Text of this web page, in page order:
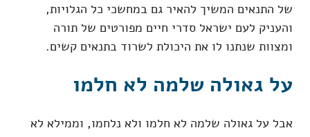
של התנאים המשיך להאיר גם במחשכי כל הגלויות,
והעניק לעם ישראל סדרי חיים מפורטים של תורה
ומצוות שנתנו לו את היכולת לשרוד בתנאים קשים.
על גאולה שלמה לא חלמו
אבל על גאולה שלמה לא חלמו ולא נלחמו, וממילא לא